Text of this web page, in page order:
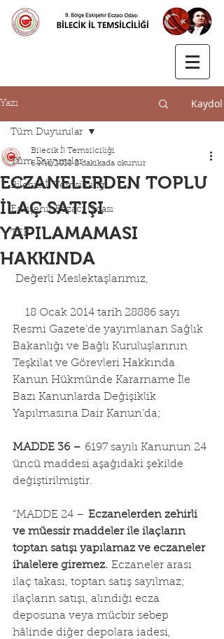
Yazı Kaydol
Tüm Duyurular
Bilecik İl Temsilciliği
Eskişehir Eczacı Odası
TEB
Tüm Duyurular
ECZANELERDEN TOPLU
İLAÇ SATIŞI
YAPILAMAMASI
HAKKINDA
Bilecik İl Temsilciliği
6 Nis 2018 2 dakikada okunur
Değerli Meslektaşlarımız,
18 Ocak 2014 tarih 28886 sayı
Resmi Gazete’de yayımlanan Sağlık
Bakanlığı ve Bağlı Kuruluşlarının
Teşkilat ve Görevleri Hakkında
Kanun Hükmünde Kararname İle
Bazı Kanunlarda Değişiklik
Yapılmasına Dair Kanun’da;
MADDE 36 – 6197 sayılı Kanunun 24
üncü maddesi aşağıdaki şekilde
değiştirilmiştir.
“MADDE 24 – Eczanelerden zehirli
ve müessir maddeler ile ilaçların
toptan satışı yapılamaz ve eczaneler
ihalelere giremez. Eczaneler arası
ilaç takası, toptan satış sayılmaz;
ilaçların satışı, alındığı ecza
deposuna veya mücbir sebep
hâlinde diğer depolara iadesi,